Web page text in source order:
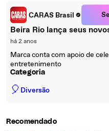
CARAS Brasil
Beira Rio lança seus
há 2 anos
Marca conta com apoio de
entretenimento
Categoria
🎈 Diversão
Recomendado